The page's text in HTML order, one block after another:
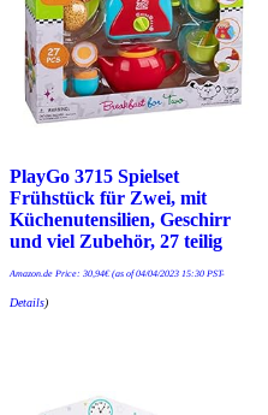
PlayGo 3715 Spielset
Frühstück für Zwei, mit
Küchenutensilien, Geschirr
und viel Zubehör, 27 teilig
Amazon.de Price: 30,94€(as of 04/04/2023 15:30 PST-
Details)